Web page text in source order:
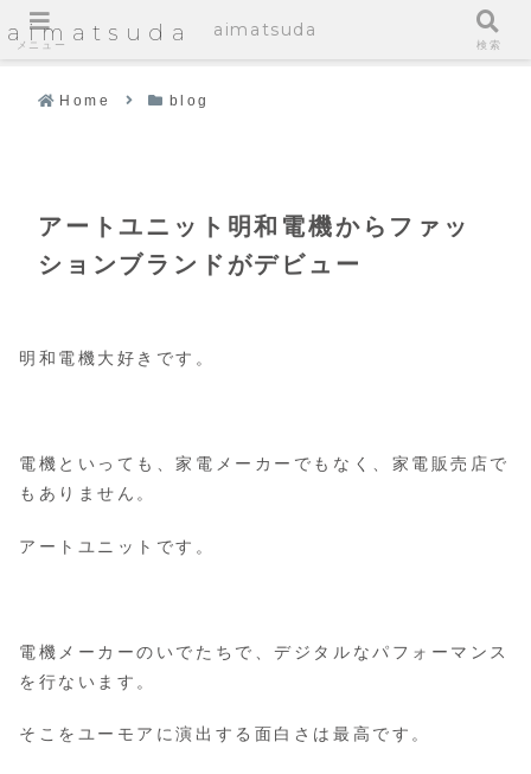
aimatsuda
Home blog
アートユニット明和電機からファッ
ションブランドがデビュー
明和電機大好きです。
電機といっても、家電メーカーでもなく、家電販売店で
もありません。
アートユニットです。
電機メーカーのいでたちで、デジタルなパフォーマンス
を行ないます。
そこをユーモアに演出する面白さは最高です。
メニュー
aimatsuda
検索